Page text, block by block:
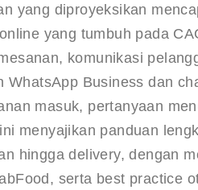
yang diproyeksikan
yang tumbuh pada
komunikasi
WhatsApp Business dan
masuk, pertanyaan
menyajikan panduan
hingga delivery, dengan
serta best practice